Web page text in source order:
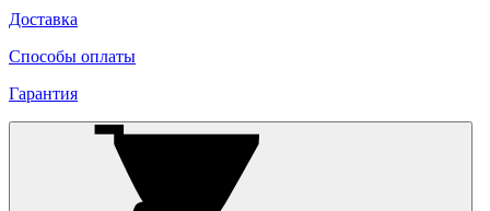
Доставка
Способы оплаты
Гарантия